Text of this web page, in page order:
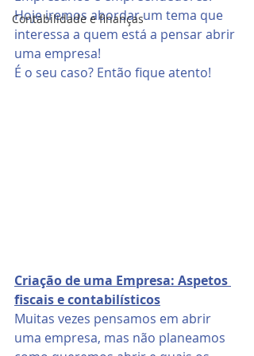
Contabilidade e finanças
Hoje iremos abordar um tema que
interessa a quem está a pensar abrir
uma empresa!
É o seu caso? Então fique atento!
Criação de uma Empresa: Aspetos
fiscais e contabilísticos
Muitas vezes pensamos em abrir
uma empresa, mas não planeamos